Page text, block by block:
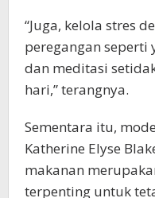
“Juga, kelola stres
peregangan seperti
dan meditasi
hari,” terangnya.
Sementara itu,
Katherine Elyse
makanan
terpenting untuk